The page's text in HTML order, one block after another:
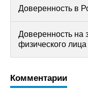
Доверенность в
Доверенность на
физического лица
Комментарии